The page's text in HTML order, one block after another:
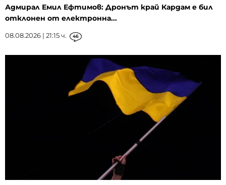
Адмирал Емил Ефтимов: Дронът край Кардам е бил
отклонен от електронна...
08.08.2026 | 21:15 ч. 46